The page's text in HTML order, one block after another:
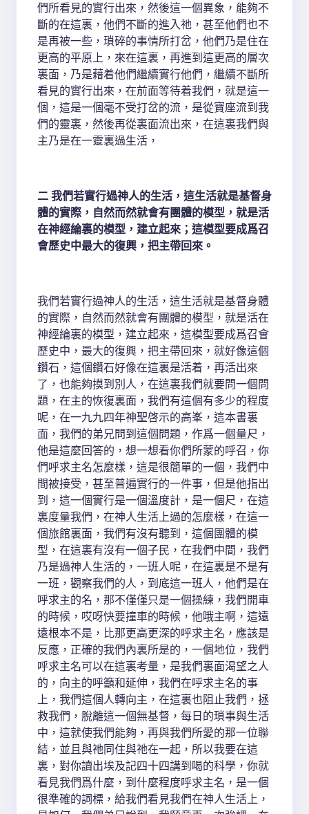
們所看見的實行出來，然後這一個異象，能夠不
斷的在這裏，他們不斷的進入祂，甚至他們也不
是再被一些，瑣碎的事情所打岔，他們乃是住在
更高的平原上，來在這裏，再進到這更高的層次
裏面，乃是藉着他們繼續實行他們，繼續不斷所
看見的實行出來，在前面等待着我們，就是這一
個，這是一個毫不受打岔的流，是從寶座流到我
們的靈裏，然後再從裏面流出來，在這裏我們與
主乃是在一靈裏過生活，
二 我們若實行過神人的生活，這生活就是基督身
體的實際，自然而然就會有團體的模型，就是活
在神經綸裏的模型，建立起來；這模型要成爲召
會歷史中最大的復興，把主帶回來。
我們若實行過神人的生活，這生活就是基督身體
的實際，自然而然就會有團體的模型，就是活在
神經綸裏的模型，建立起來，這模型要成爲召會
歷史中，最大的復興，把主帶回來，就好像這個
鑽石，這個鑽石好像在這裏是活着，再活出來
了，也能夠摸到別人，在這裏我們就要問一個問
題，在主的恢復裏面，我們有這個有多少的程度
呢，在一九九四年神聖啓示的高峯，這本書裏
面，我們的弟兄問到這個問題，作爲一個量尺，
他是這麼回答的，想一想看你們所蒙的呼召，你
們呼求主名怎麼樣，這是很簡單的一個，我們中
間被接受，甚至普遍實行的一件事，但是他指出
到，這一個實行是一個溫度計，是一個尺，在這
裏度量我們，在神人生活上過的怎麼樣，在這一
個旅館裏面，我們有沒有聽到，這個團體的模
型，在這裏有沒有一個子民，在我們中間，我們
乃是過神人生活的，一班人呢，在這裏是不是有
一班，觀察我們的人，到底這一班人，他們是在
呼求主的名，那不僅僅只是一個操練，我們開車
的時候，哎呀快要撞車的時候，他哦主啊，這遠
遠根本不是，比那更高更深的呼求主名，應該是
反應，正確的我們內裏所是的，一個地位，我們
呼求主名可以在這裏考量，是我們裏面渴望之人
的，向主的呼籲和延伸，我們在呼求主名的事
上，我們這個人轉向主，在這裏也阻止我們，拯
救我們，脫離這一個無基督，每日的瑣事與生活
中，這就使我們能夠，再與我們所愛的那一位聯
結，並且與祂同住與祂在一起，所以我要在這
裏，對你讀出埃及記四十四講到喝的科學，你就
看見我們爲什麼，到什麼程度呼求主名，是一個
很準確的詞標，給我們看見我們在神人生活上，